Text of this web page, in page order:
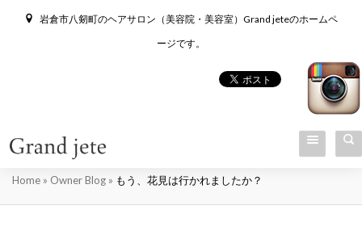
岩倉市八剱町のヘアサロン（美容院・美容室）Grand jeteのホームペ
ージです。
もう、花見は行かれましたか？
Home » Owner Blog » もう、花見は行かれましたか？